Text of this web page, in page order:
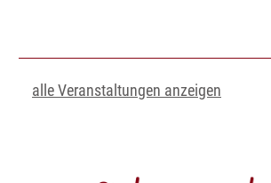
alle Veranstaltungen anzeigen